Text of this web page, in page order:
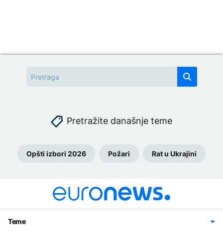
Pretražite današnje teme
Opšti izbori 2026 Požari Rat u Ukrajini
Teme